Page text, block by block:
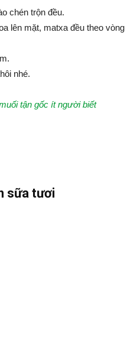
chén trộn đều.
lên mặt, matxa đều theo vòng
nhé.
tận gốc ít người biết
sữa tươi